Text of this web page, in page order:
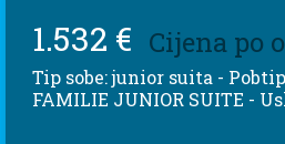
1.532 € Cijena po
Tip sobe: junior suita -
FAMILIE JUNIOR SUITE -